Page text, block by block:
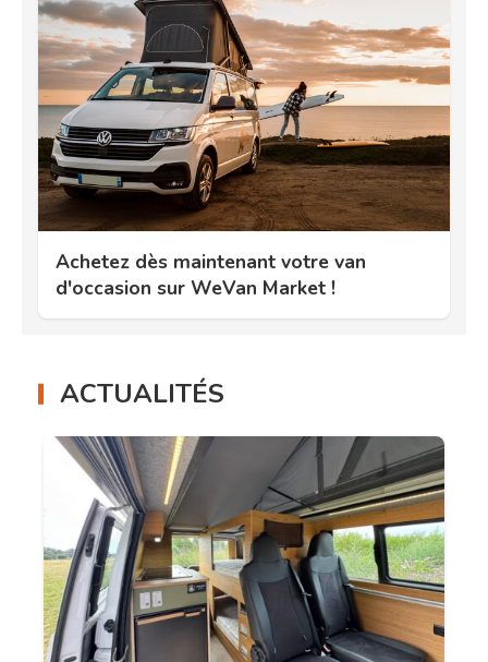
Achetez dès maintenant votre van
d'occasion sur WeVan Market !
ACTUALITÉS